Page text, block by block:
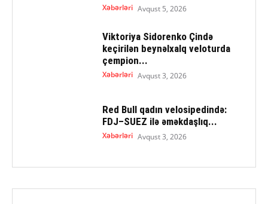
Xəbərləri Avqust 5, 2026
Viktoriya Sidorenko Çində
keçirilən beynəlxalq veloturda
çempion...
Xəbərləri Avqust 3, 2026
Red Bull qadın velosipedində:
FDJ–SUEZ ilə əməkdaşlıq...
Xəbərləri Avqust 3, 2026